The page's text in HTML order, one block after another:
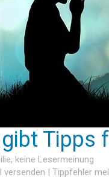
Tipps
, keine Lesermeinung
versenden | Tippfehler